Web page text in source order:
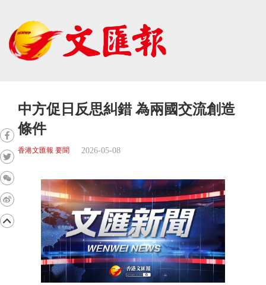
中方促日反思糾錯 為兩國交流創造
條件
香港文匯報 要聞 2026-05-08